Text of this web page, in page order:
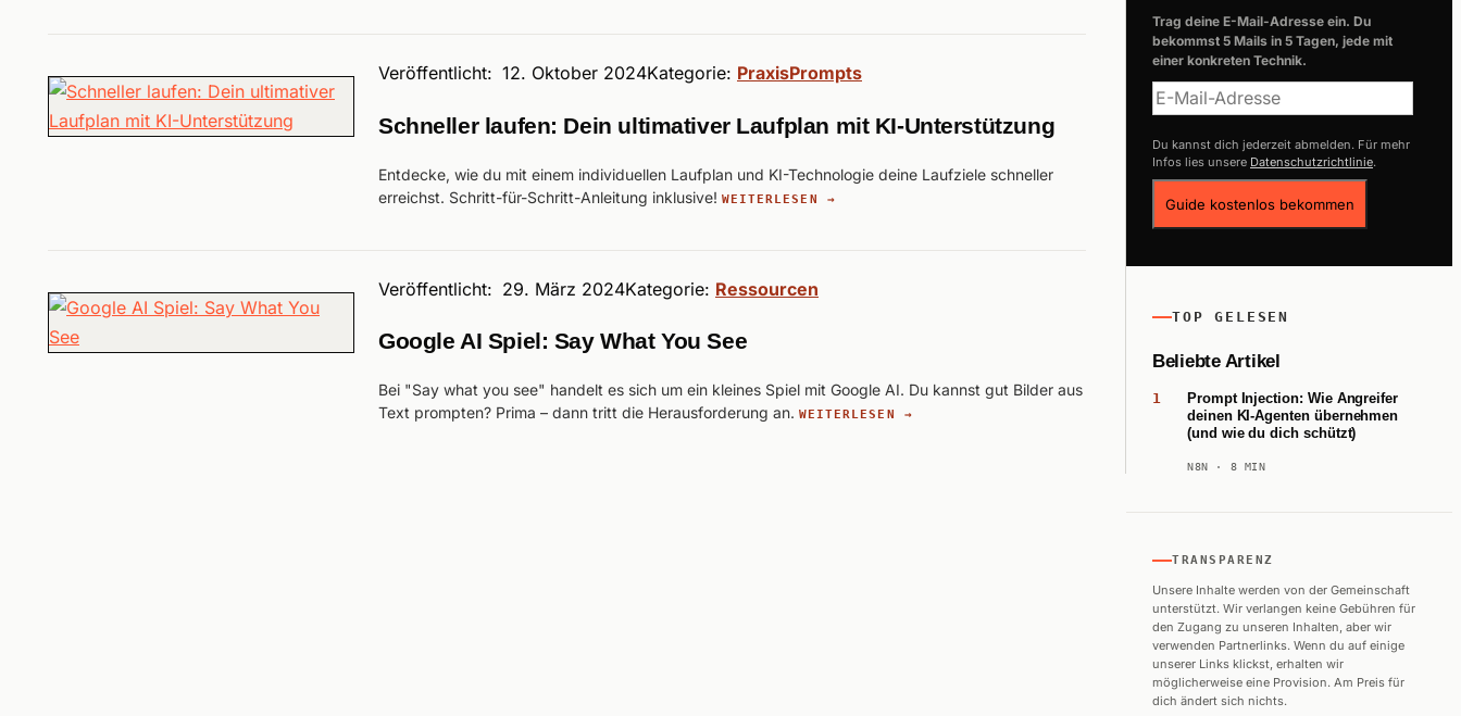
Veröffentlicht: 12. Oktober 2024Kategorie: PraxisPrompts
Schneller laufen: Dein ultimativer Laufplan mit KI-Unterstützung
Entdecke, wie du mit einem individuellen Laufplan und KI-Technologie deine Laufziele schneller
erreichst. Schritt-für-Schritt-Anleitung inklusive! WEITERLESEN →
Veröffentlicht: 29. März 2024Kategorie: Ressourcen
Google AI Spiel: Say What You See
Bei "Say what you see" handelt es sich um ein kleines Spiel mit Google AI. Du kannst gut Bilder aus
Text prompten? Prima – dann tritt die Herausforderung an. WEITERLESEN →
Trag deine E-Mail-Adresse ein. Du
bekommst 5 Mails in 5 Tagen, jede mit
einer konkreten Technik.
Du kannst dich jederzeit abmelden. Für mehr
Infos lies unsere Datenschutzrichtlinie.
Guide kostenlos bekommen
TOP GELESEN
Beliebte Artikel
Prompt Injection: Wie Angreifer
deinen KI-Agenten übernehmen
(und wie du dich schützt)
N8N · 8 MIN
TRANSPARENZ
Unsere Inhalte werden von der Gemeinschaft
unterstützt. Wir verlangen keine Gebühren für
den Zugang zu unseren Inhalten, aber wir
verwenden Partnerlinks. Wenn du auf einige
unserer Links klickst, erhalten wir
möglicherweise eine Provision. Am Preis für
dich ändert sich nichts.